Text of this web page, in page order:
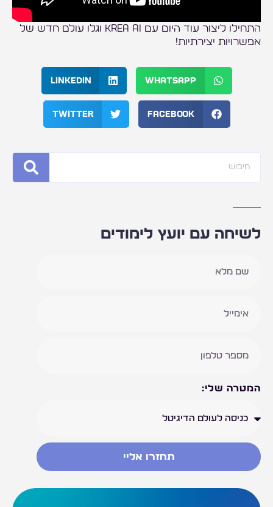
התחילו ליצור עוד היום עם KREA AI וגלו עולם חדש של
אפשרויות יצירתיות!
WhatsApp
LinkedIn
Facebook
Twitter
לשיחה עם יועץ לימודים
המטרה שלי:
תחזרו אליי